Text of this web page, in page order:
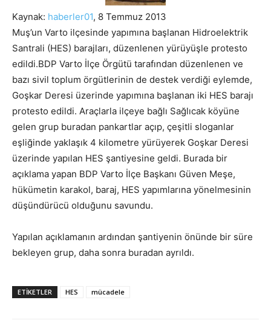
Kaynak: haberler01, 8 Temmuz 2013
Muş’un Varto ilçesinde yapımına başlanan Hidroelektrik
Santrali (HES) barajları, düzenlenen yürüyüşle protesto
edildi.BDP Varto İlçe Örgütü tarafından düzenlenen ve
bazı sivil toplum örgütlerinin de destek verdiği eylemde,
Goşkar Deresi üzerinde yapımına başlanan iki HES barajı
protesto edildi. Araçlarla ilçeye bağlı Sağlıcak köyüne
gelen grup buradan pankartlar açıp, çeşitli sloganlar
eşliğinde yaklaşık 4 kilometre yürüyerek Goşkar Deresi
üzerinde yapılan HES şantiyesine geldi. Burada bir
açıklama yapan BDP Varto İlçe Başkanı Güven Meşe,
hükümetin karakol, baraj, HES yapımlarına yönelmesinin
düşündürücü olduğunu savundu.
Yapılan açıklamanın ardından şantiyenin önünde bir süre
bekleyen grup, daha sonra buradan ayrıldı.
ETIKETLER HES mücadele